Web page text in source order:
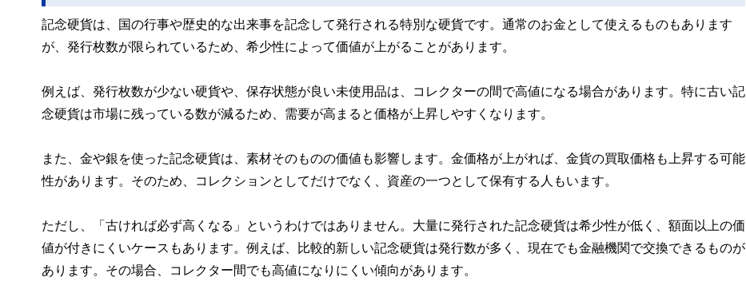
記念硬貨は、国の行事や歴史的な出来事を記念して発行される特別な硬貨です。通常のお金として使えるものもあります
が、発行枚数が限られているため、希少性によって価値が上がることがあります。
例えば、発行枚数が少ない硬貨や、保存状態が良い未使用品は、コレクターの間で高値になる場合があります。特に古い記
念硬貨は市場に残っている数が減るため、需要が高まると価格が上昇しやすくなります。
また、金や銀を使った記念硬貨は、素材そのものの価値も影響します。金価格が上がれば、金貨の買取価格も上昇する可能
性があります。そのため、コレクションとしてだけでなく、資産の一つとして保有する人もいます。
ただし、「古ければ必ず高くなる」というわけではありません。大量に発行された記念硬貨は希少性が低く、額面以上の価
値が付きにくいケースもあります。例えば、比較的新しい記念硬貨は発行数が多く、現在でも金融機関で交換できるものが
あります。その場合、コレクター間でも高値になりにくい傾向があります。